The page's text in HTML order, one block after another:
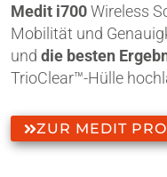
Medit i700Wireless
Mobilität und
und die besten
TrioClear™-Hülle
ZUR MEDIT